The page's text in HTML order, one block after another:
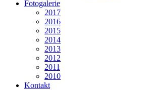
Fotogalerie
2017
2016
2015
2014
2013
2012
2011
2010
Kontakt